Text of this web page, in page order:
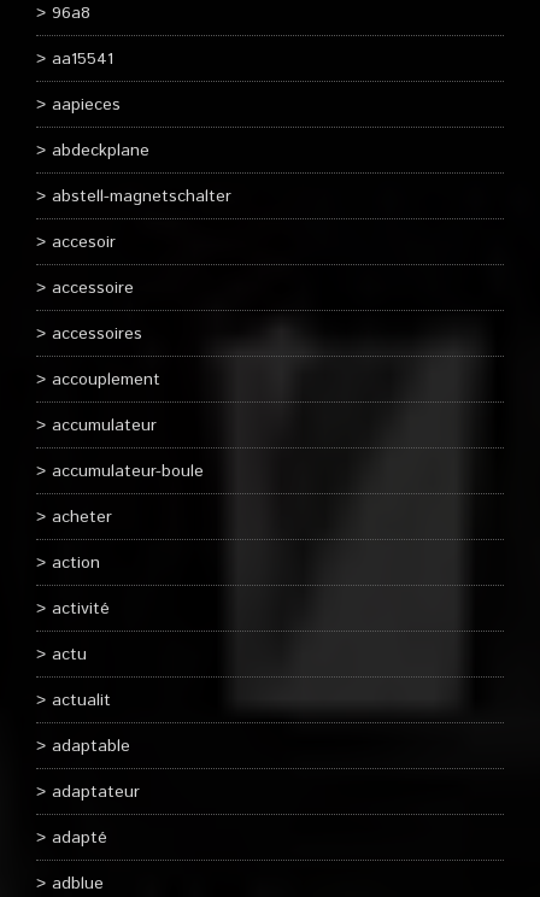
96a8
aa15541
aapieces
abdeckplane
abstell-magnetschalter
accesoir
accessoire
accessoires
accouplement
accumulateur
accumulateur-boule
acheter
action
activité
actu
actualit
adaptable
adaptateur
adapté
adblue